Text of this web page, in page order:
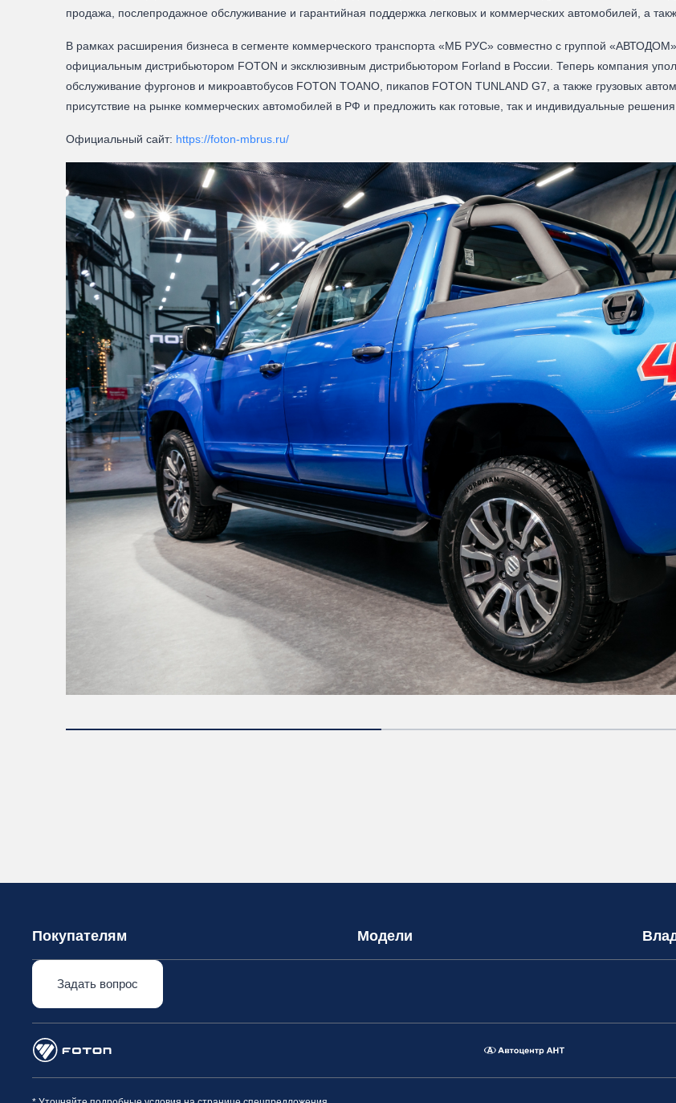
продажа, послепродажное обслуживание и гарантийная поддержка легковых и коммерческих автомобилей, а
В рамках расширения бизнеса в сегменте коммерческого транспорта «МБ РУС» совместно с группой
официальным дистрибьютором FOTON и эксклюзивным дистрибьютором Forland в России. Теперь компания
обслуживание фургонов и микроавтобусов FOTON TOANO, пикапов FOTON TUNLAND G7, а также грузовых
присутствие на рынке коммерческих автомобилей в РФ и предложить как готовые, так и индивидуальные решения
Официальный сайт: https://foton-mbrus.ru/
Покупателям Модели
Задать вопрос